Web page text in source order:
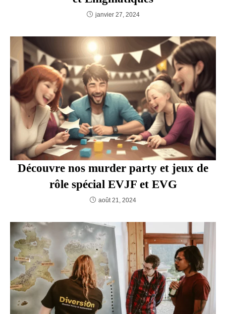
Plongez dans l’univers captivant des
Murder Parties : Scénarios Ludiques
et Énigmatiques
janvier 27, 2024
Découvre nos murder party et jeux
de rôle spécial EVJF et EVG
août 21, 2024